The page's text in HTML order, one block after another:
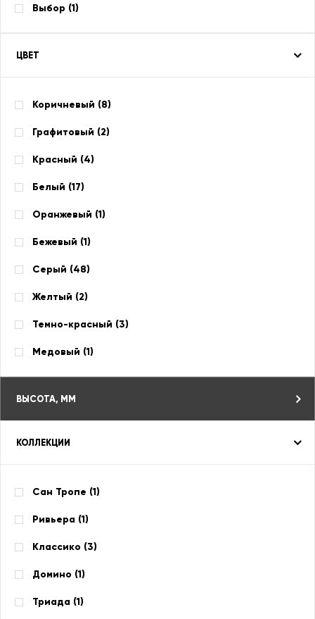
Выбор (1)
ЦВЕТ
Коричневый (8)
Графитовый (2)
Красный (4)
Белый (17)
Оранжевый (1)
Бежевый (1)
Серый (48)
Желтый (2)
Темно-красный (3)
Медовый (1)
ВЫСОТА, ММ
КОЛЛЕКЦИИ
Сан Тропе (1)
Ривьера (1)
Классико (3)
Домино (1)
Триада (1)